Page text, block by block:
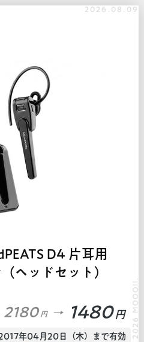
2026.08.09
D4 片耳用
ヘッドセット）
2180 円 1480 円
年04月20日（木）まで有効 © 2026 MOOOII.